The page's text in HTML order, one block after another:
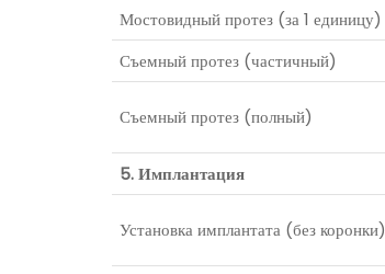
Мостовидный протез (за 1 единицу)
Съемный протез (частичный)
Съемный протез (полный)
5. Имплантация
Установка имплантата (без коронки)